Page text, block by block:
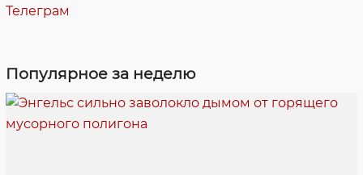
Телеграм
Популярное за неделю